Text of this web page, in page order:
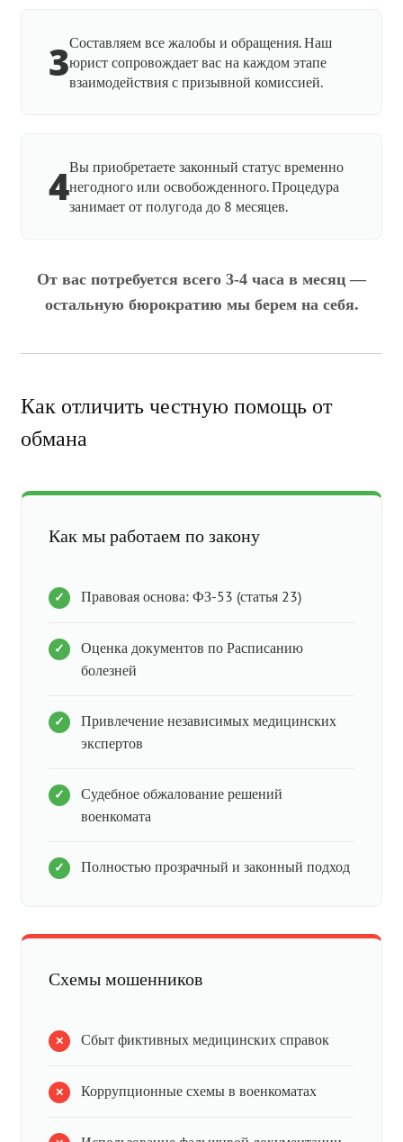
3Составляем все жалобы и обращения. Наш
юрист сопровождает вас на каждом этапе
взаимодействия с призывной комиссией.
4Вы приобретаете законный статус временно
негодного или освобожденного. Процедура
занимает от полугода до 8 месяцев.
От вас потребуется всего 3-4 часа в месяц —
остальную бюрократию мы берем на себя.
Как отличить честную помощь от
обмана
Как мы работаем по закону
Правовая основа: ФЗ-53 (статья 23)
Оценка документов по Расписанию
болезней
Привлечение независимых медицинских
экспертов
Судебное обжалование решений
военкомата
Полностью прозрачный и законный подход
Схемы мошенников
Сбыт фиктивных медицинских справок
Коррупционные схемы в военкоматах